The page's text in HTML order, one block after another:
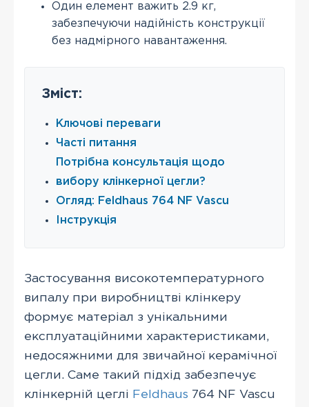
Один елемент важить 2.9 кг,
забезпечуючи надійність конструкції
без надмірного навантаження.
Зміст:
Ключові переваги
Часті питання
Потрібна консультація щодо
вибору клінкерної цегли?
Огляд: Feldhaus 764 NF Vascu
Інструкція
Застосування високотемпературного
випалу при виробництві клінкеру
формує матеріал з унікальними
експлуатаційними характеристиками,
недосяжними для звичайної керамічної
цегли. Саме такий підхід забезпечує
клінкерній цеглі Feldhaus 764 NF Vascu